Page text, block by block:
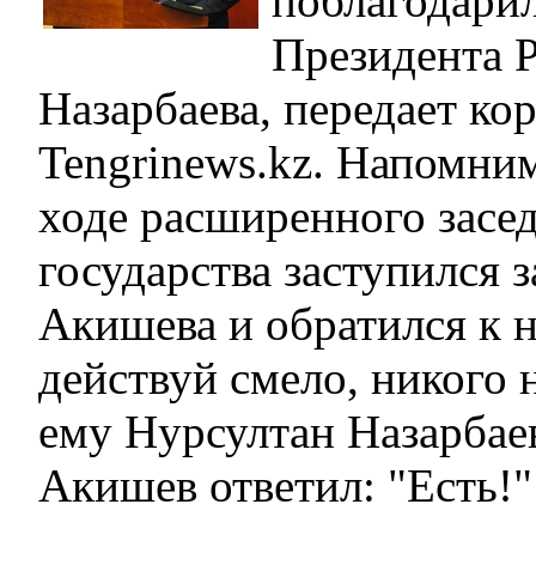
Президента
Назарбаева, передает
Tengrinews.kz.
ходе расширенного
государства заступился
Акишева и обратился к
действуй смело, никого
ему Нурсултан
Акишев ответил: "Есть!"